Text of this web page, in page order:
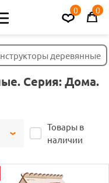
0 0
деревянные
Серия: Дома.
Товары в
наличии